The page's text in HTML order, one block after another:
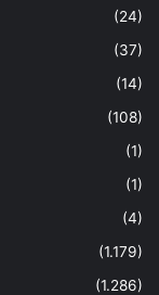
(24)
(37)
(14)
(108)
(1)
(1)
(4)
(1.179)
(1.286)